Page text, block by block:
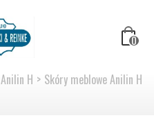
0
Anilin H > Skóry meblowe Anilin H